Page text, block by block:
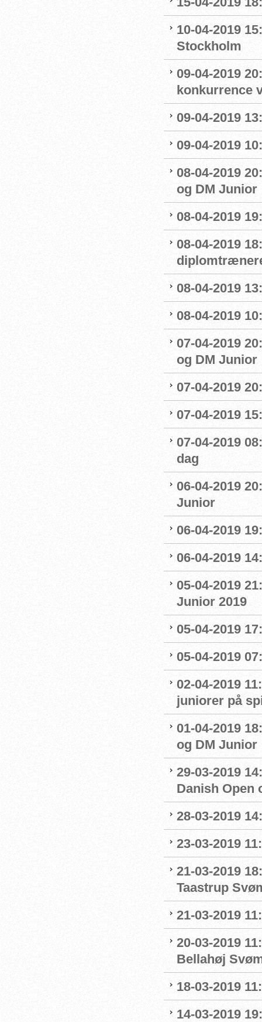
10-04-2019
Stockholm
09-04-2019
konkurrence
09-04-2019
09-04-2019
08-04-2019
og DM Junior
08-04-2019
08-04-2019
08-04-2019
08-04-2019
07-04-2019
og DM Junior
07-04-2019
07-04-2019
07-04-2019
dag
06-04-2019
Junior
06-04-2019
06-04-2019
05-04-2019
Junior 2019
05-04-2019
05-04-2019
02-04-2019
juniorer på
01-04-2019
og DM Junior
29-03-2019
Danish Open
28-03-2019
23-03-2019
21-03-2019
Taastrup
21-03-2019
20-03-2019
Bellahøj
18-03-2019
14-03-2019